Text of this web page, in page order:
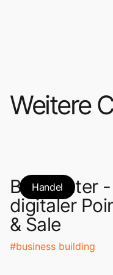
Weitere
Handel
Bikecenter
digitaler
& Sale​
#business building